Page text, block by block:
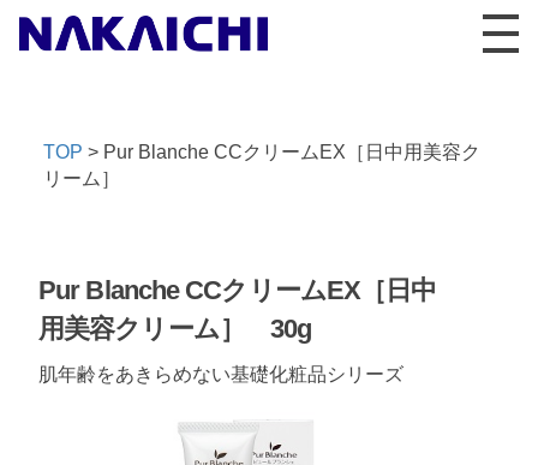
TOP > Pur Blanche CCクリームEX［日中用美容ク
リーム］
Pur Blanche CCクリームEX［日中
用美容クリーム］ 30g
肌年齢をあきらめない基礎化粧品シリーズ